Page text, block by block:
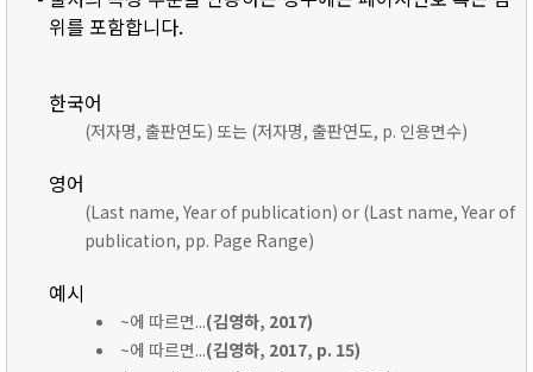
위를 포함합니다.
한국어
(저자명, 출판연도) 또는 (저자명, 출판연도, p. 인용면수)
영어
(Last name, Year of publication) or (Last name, Year of
publication, pp. Page Range)
예시
~에 따르면...(김영하, 2017)
~에 따르면...(김영하, 2017, p. 15)